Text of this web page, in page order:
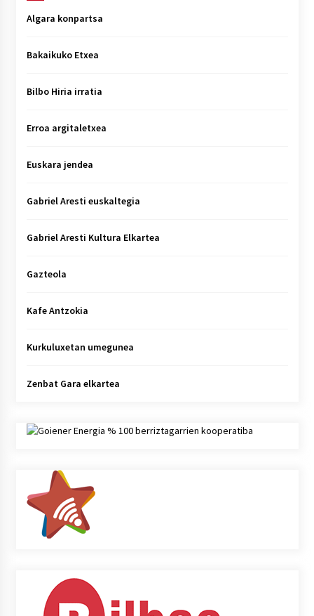
Algara konpartsa
Bakaikuko Etxea
Bilbo Hiria irratia
Erroa argitaletxea
Euskara jendea
Gabriel Aresti euskaltegia
Gabriel Aresti Kultura Elkartea
Gazteola
Kafe Antzokia
Kurkuluxetan umegunea
Zenbat Gara elkartea